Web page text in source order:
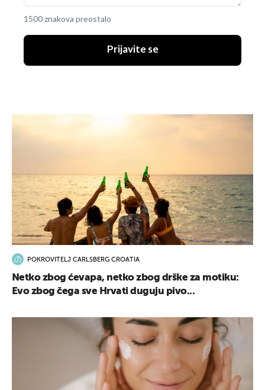
1500 znakova preostalo
Prijavite se
POKROVITELJ CARLSBERG CROATIA
Netko zbog ćevapa, netko zbog drške za motiku:
Evo zbog čega sve Hrvati duguju pivo...